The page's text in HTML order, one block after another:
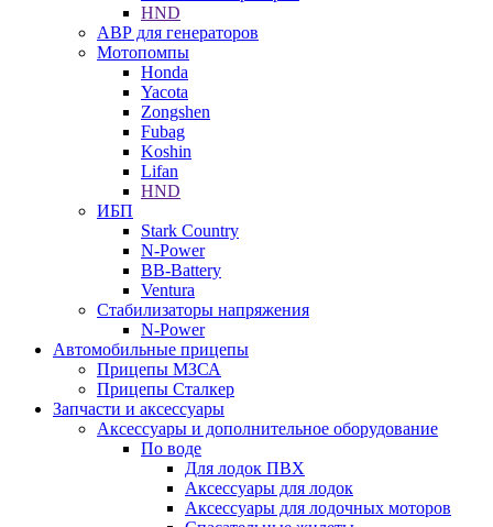
HND
АВР для генераторов
Мотопомпы
Honda
Yacota
Zongshen
Fubag
Koshin
Lifan
HND
ИБП
Stark Country
N-Power
BB-Battery
Ventura
Стабилизаторы напряжения
N-Power
Автомобильные прицепы
Прицепы МЗСА
Прицепы Сталкер
Запчасти и аксессуары
Аксессуары и дополнительное оборудование
По воде
Для лодок ПВХ
Аксессуары для лодок
Аксессуары для лодочных моторов